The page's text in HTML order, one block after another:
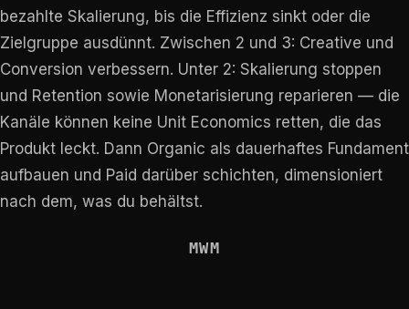
bezahlte Skalierung, bis die Effizienz sinkt oder die
Zielgruppe ausdünnt. Zwischen 2 und 3: Creative und
Conversion verbessern. Unter 2: Skalierung stoppen
und Retention sowie Monetarisierung reparieren — die
Kanäle können keine Unit Economics retten, die das
Produkt leckt. Dann Organic als dauerhaftes Fundament
aufbauen und Paid darüber schichten, dimensioniert
nach dem, was du behältst.
MWM